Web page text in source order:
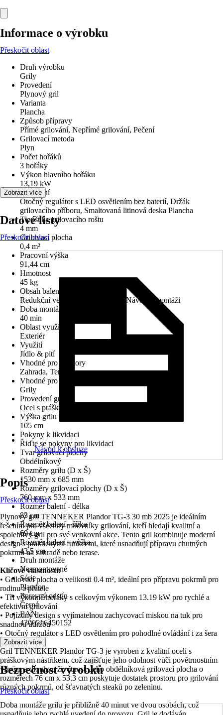
Informace o výrobku
Přeskočit oblast
Druh výrobku
Grily
Provedení
Plynový gril
Varianta
Plancha
Způsob přípravy
Přímé grilování, Nepřímé grilování, Pečení
Grilovací metoda
Plyn
Počet hořáků
3 hořáky
Výkon hlavního hořáku
13,19 kW
Vybavení
Otočný regulátor s LED osvětlením bez baterií, Držák
grilovacího příboru, Smaltovaná litinová deska Plancha
Tloušťka grilovacího roštu
4 mm
Grilovací plocha
0,4 m²
Pracovní výška
91,44 cm
Hmotnost
45 kg
Obsah balení
Redukční ventil, Plynová hadice, Návod k montáži
Doba montáže (ve 2 osobách) cca
40 min
Oblast využití
Exteriér
Využití
Jídlo & pití
Vhodné pro prostory
Zahrada, Terasa
Vhodné pro
Grily
Provedení grilu
Ocel s práškovým nástřikem
Výška grilu
105 cm
Pokyny k likvidaci
Řiďte se pokyny pro likvidaci
Tvar grilovací plochy
Obdélníkový
Rozměry grilu (D x Š)
1530 mm x 685 mm
Rozměry grilovací plochy (D x Š)
760 mm x 533 mm
Rozměr balení - délka
83 cm
Rozměr balení - šířka
69 cm
Rozměr balení - výška
43,5 cm
Druh montáže
Nesmontované
Série
Plandor
Barevný odstín
Černá
EAN
4306516450152
Zobrazit více
Datové listy
Přeskočit oblast
Návod k obsluze
Popis
Přeskočit oblast
Plynový gril TENNEKER Plandor TG-3 30 mb 2025 je ideálním
řešením pro všechny milovníky grilování, kteří hledají kvalitní a
spolehlivý gril pro své venkovní akce. Tento gril kombinuje moderní
design s praktickými funkcemi, které usnadňují přípravu chutných
pokrmů na zahradě nebo terase.
Klíčové vlastnosti:
• Grilovací plocha o velikosti 0.4 m², ideální pro přípravu pokrmů pro
rodinu a přátele
• Tři výkonné hořáky s celkovým výkonem 13.19 kW pro rychlé a
efektivní grilování
• Pojízdný design s vyjímatelnou zachycovací miskou na tuk pro
snadnou údržbu
• Otočný regulátor s LED osvětlením pro pohodlné ovládání i za šera
Gril TENNEKER Plandor TG-3 je vyroben z kvalitní oceli s
práškovým nástřikem, což zajišťuje jeho odolnost vůči povětrnostním
vlivům a dlouhou životnost. Jeho obdélníková grilovací plocha o
rozměrech 76 cm x 53.3 cm poskytuje dostatek prostoru pro grilování
různých pokrmů, od šťavnatých steaků po zeleninu.
Doba montáže grilu je přibližně 40 minut ve dvou osobách, což
Zobrazit více
Bezpečnost výrobků
Přeskočit oblast